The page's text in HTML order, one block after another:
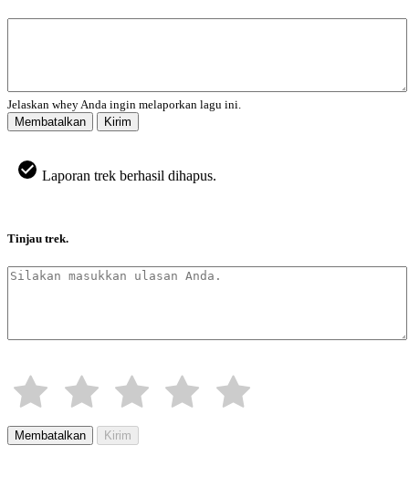
Jelaskan whey Anda ingin melaporkan lagu ini.
Membatalkan
Kirim
Laporan trek berhasil dihapus.
Tinjau trek.
Membatalkan Kirim